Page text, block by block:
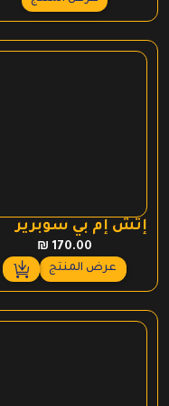
هو:
₪ 660.00.
هو:
₪ 600.00.
إتش إم بي سوبرير
₪ 170.00
عرض المنتج